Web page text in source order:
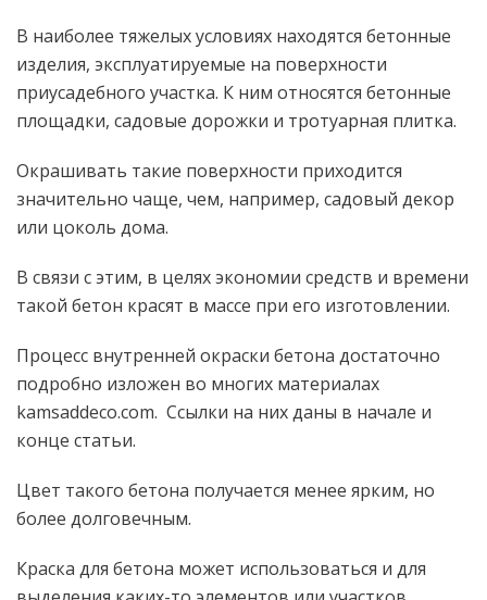
В наиболее тяжелых условиях находятся бетонные
изделия, эксплуатируемые на поверхности
приусадебного участка. К ним относятся бетонные
площадки, садовые дорожки и тротуарная плитка.
Окрашивать такие поверхности приходится
значительно чаще, чем, например, садовый декор
или цоколь дома.
В связи с этим, в целях экономии средств и времени
такой бетон красят в массе при его изготовлении.
Процесс внутренней окраски бетона достаточно
подробно изложен во многих материалах
kamsaddeco.com. Ссылки на них даны в начале и
конце статьи.
Цвет такого бетона получается менее ярким, но
более долговечным.
Краска для бетона может использоваться и для